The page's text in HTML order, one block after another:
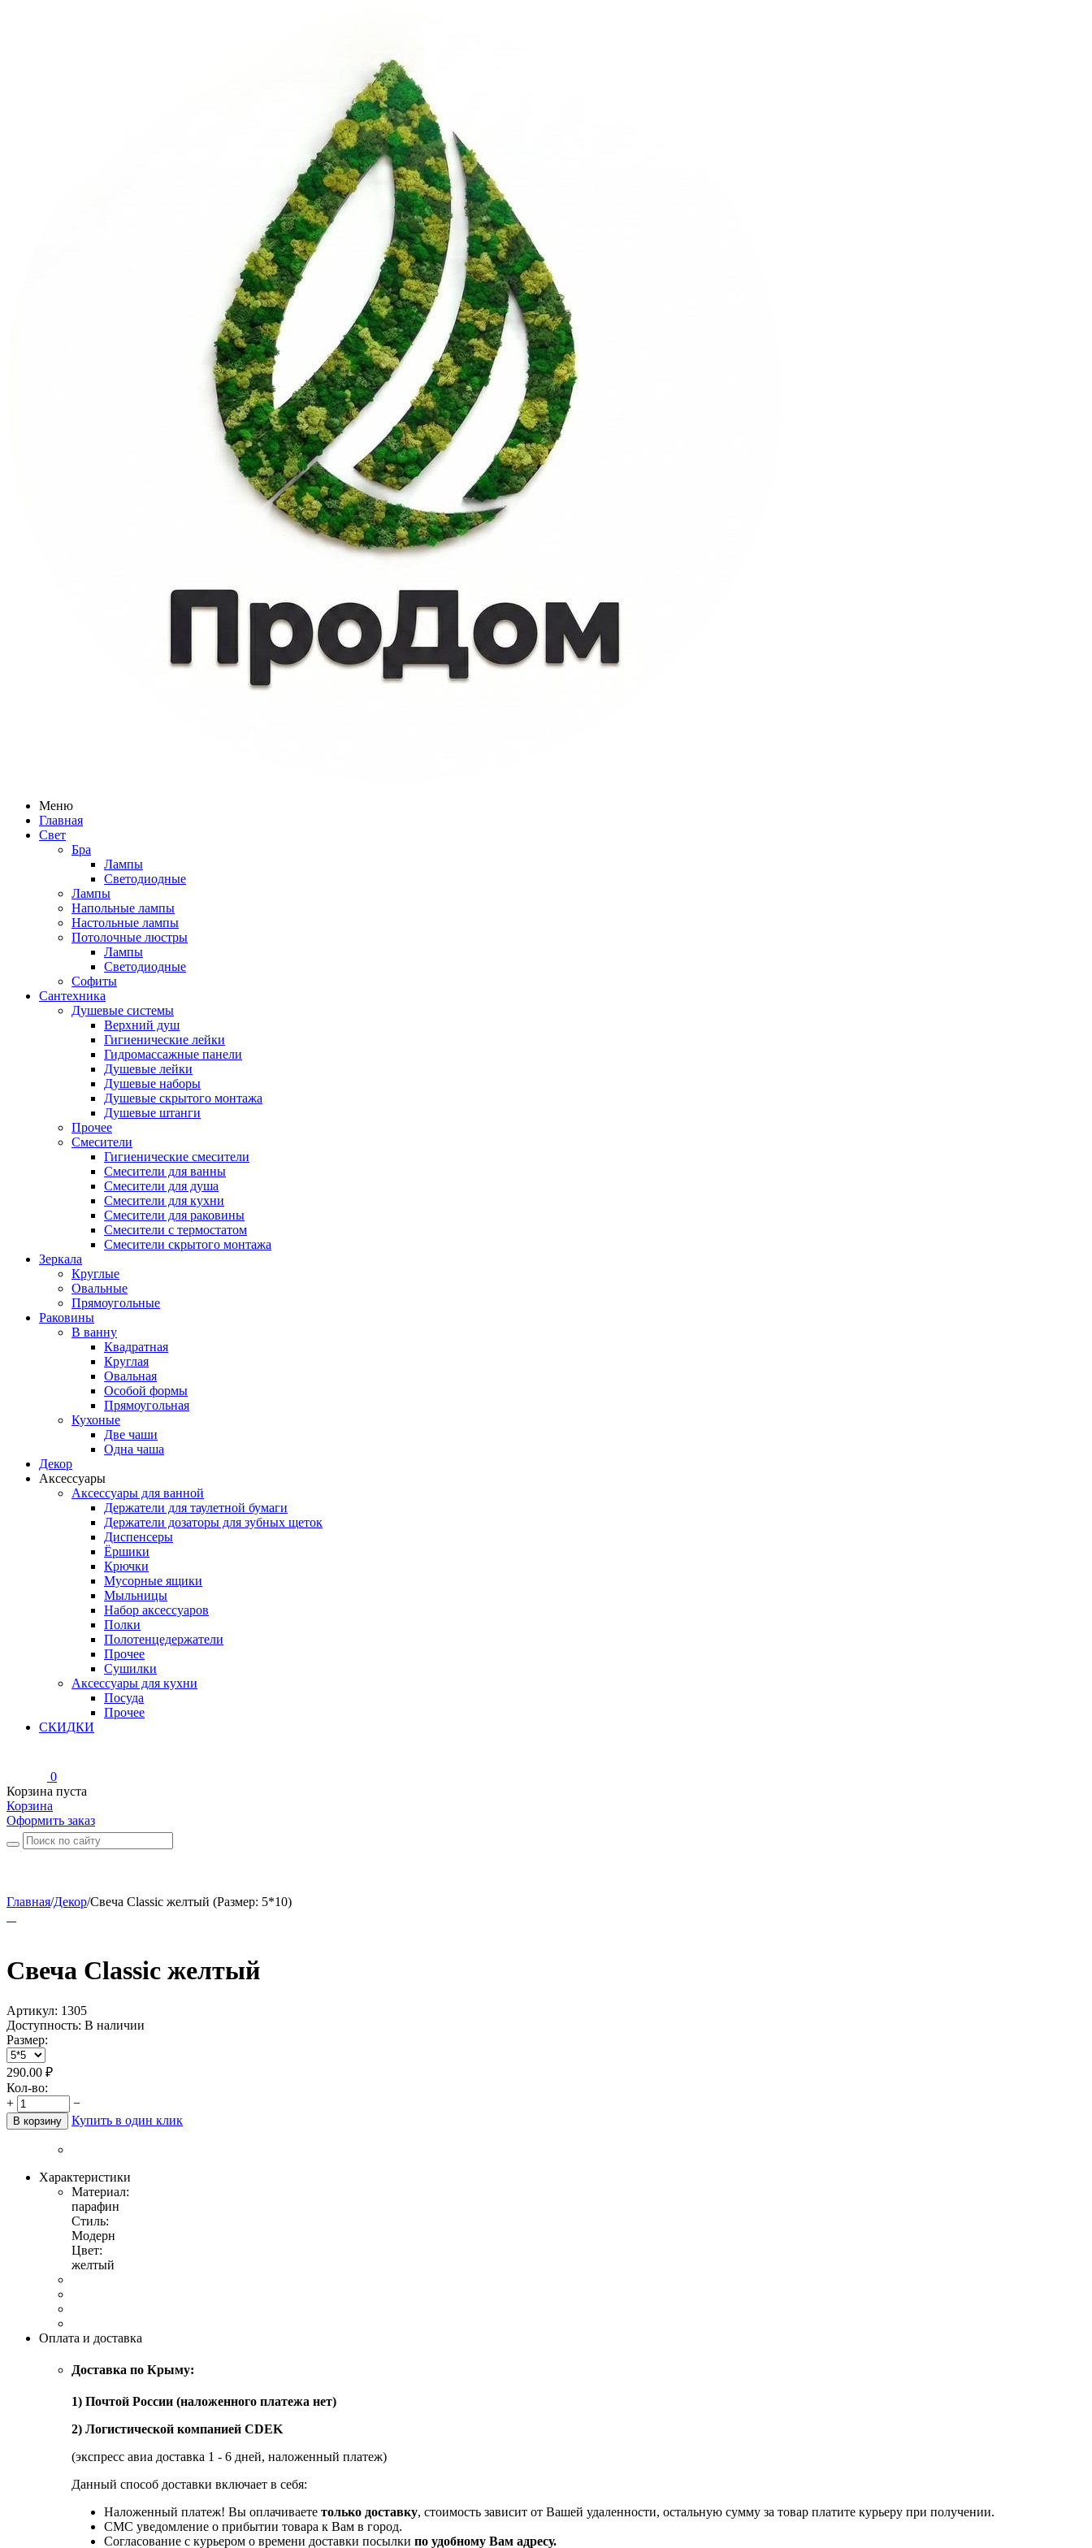
Меню
Главная
Свет
Бра
Лампы
Светодиодные
Лампы
Напольные лампы
Настольные лампы
Потолочные люстры
Лампы
Светодиодные
Софиты
Сантехника
Душевые системы
Верхний душ
Гигиенические лейки
Гидромассажные панели
Душевые лейки
Душевые наборы
Душевые скрытого монтажа
Душевые штанги
Прочее
Смесители
Гигиенические смесители
Смесители для ванны
Смесители для душа
Смесители для кухни
Смесители для раковины
Смесители с термостатом
Смесители скрытого монтажа
Зеркала
Круглые
Овальные
Прямоугольные
Раковины
В ванну
Квадратная
Круглая
Овальная
Особой формы
Прямоугольная
Кухоные
Две чаши
Одна чаша
Декор
Аксессуары
Аксессуары для ванной
Держатели для таулетной бумаги
Держатели дозаторы для зубных щеток
Диспенсеры
Ёршики
Крючки
Мусорные ящики
Мыльницы
Набор аксессуаров
Полки
Полотенцедержатели
Прочее
Сушилки
Аксессуары для кухни
Посуда
Прочее
СКИДКИ
0
Корзина пуста
Корзина
Оформить заказ
Главная/Декор/Свеча Classic желтый (Размер: 5*10)
Свеча Classic желтый
Артикул: 1305
Доступность: В наличии
Размер:
290.00 ₽
Кол-во:
+
−
В корзину Купить в один клик
Характеристики
Материал:
парафин
Стиль:
Модерн
Цвет:
желтый
Оплата и доставка
Доставка по Крыму:
1) Почтой России (наложенного платежа нет)
2) Логистической компанией CDEK
(экспресс авиа доставка 1 - 6 дней, наложенный платеж)
Данный способ доставки включает в себя:
Наложенный платеж! Вы оплачиваете только доставку, стоимость зависит от Вашей удаленности, остальную сумму за товар платите курьеру при получении.
СМС уведомление о прибытии товара к Вам в город.
Согласование с курьером о времени доставки посылки по удобному Вам адресу.